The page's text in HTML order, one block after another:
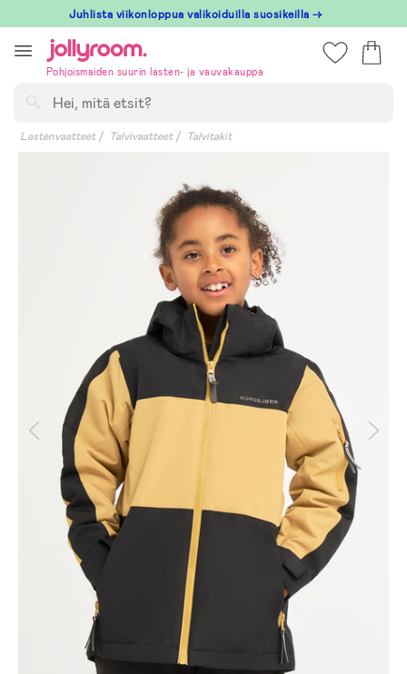
till
innehållet
Juhlista viikonloppua valikoiduilla suosikeilla →
Pohjoismaiden suurin lasten- ja vauvakauppa
Lastenvaatteet Talvivaatteet Talvitakit